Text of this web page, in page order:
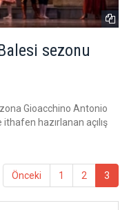
sezonu
Gioacchino Antonio
hazırlanan açılış
Önceki 1 2 3